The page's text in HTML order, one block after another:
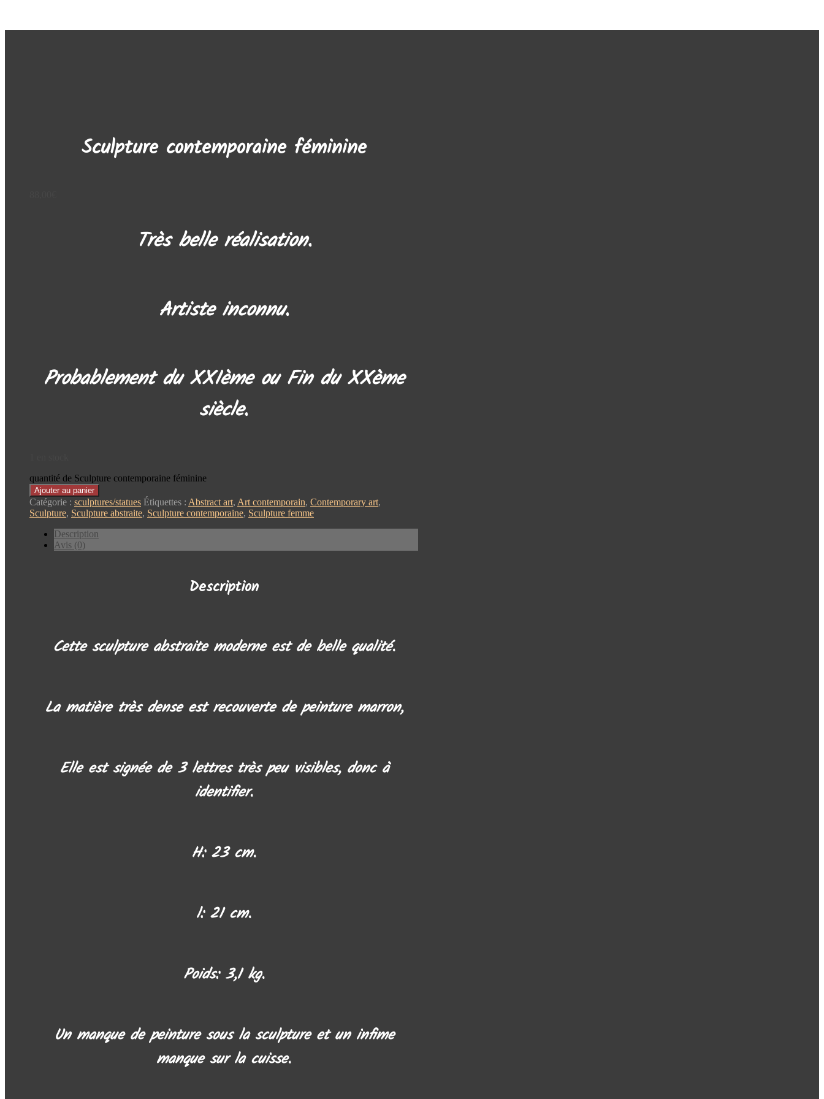
Sculpture contemporaine féminine
Très belle réalisation.
Artiste inconnu.
Probablement du XXIème ou Fin du XXème
siècle.
quantité de Sculpture contemporaine féminine
Ajouter au panier
Catégorie : sculptures/statues Étiquettes : Abstract art, Art contemporain, Contemporary art,
Sculpture, Sculpture abstraite, Sculpture contemporaine, Sculpture femme
Description
Avis (0)
Description
Cette sculpture abstraite moderne est de belle qualité.
La matière très dense est recouverte de peinture marron,
Elle est signée de 3 lettres très peu visibles, donc à
identifier.
H: 23 cm.
l: 21 cm.
Poids: 3,1 kg.
Un manque de peinture sous la sculpture et un infime
manque sur la cuisse.